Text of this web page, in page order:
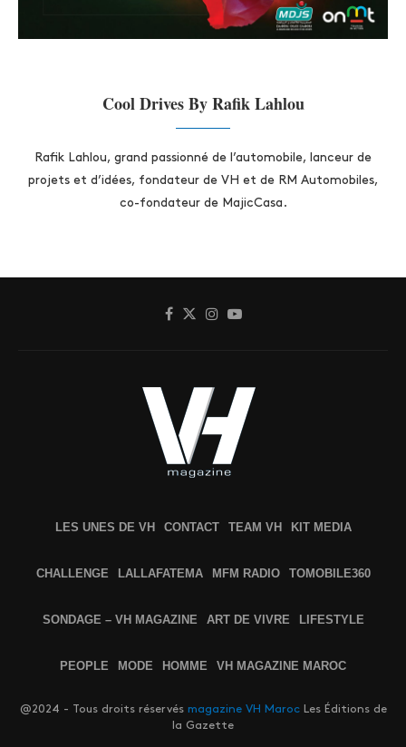
Cool Drives By Rafik Lahlou
Rafik Lahlou, grand passionné de l’automobile, lanceur de
projets et d’idées, fondateur de VH et de RM Automobiles,
co-fondateur de MajicCasa.
LES UNES DE VH CONTACT TEAM VH KIT MEDIA
CHALLENGE LALLAFATEMA MFM RADIO TOMOBILE360
SONDAGE – VH MAGAZINE ART DE VIVRE LIFESTYLE
PEOPLE MODE HOMME VH MAGAZINE MAROC
@2024 - Tous droits réservés magazine VH MarocLes Éditions de
la Gazette